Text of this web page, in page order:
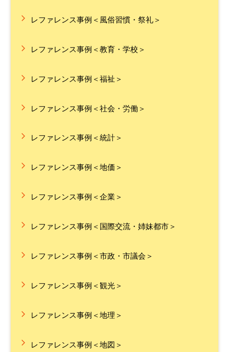
レファレンス事例＜風俗習慣・祭礼＞
レファレンス事例＜教育・学校＞
レファレンス事例＜福祉＞
レファレンス事例＜社会・労働＞
レファレンス事例＜統計＞
レファレンス事例＜地価＞
レファレンス事例＜企業＞
レファレンス事例＜国際交流・姉妹都市＞
レファレンス事例＜市政・市議会＞
レファレンス事例＜観光＞
レファレンス事例＜地理＞
レファレンス事例＜地図＞